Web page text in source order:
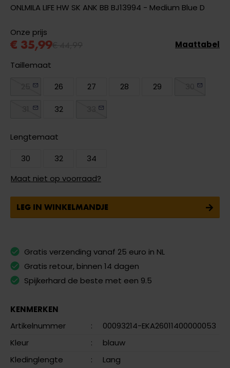
ONLMILA LIFE HW SK ANK BB BJ13994 - Medium Blue D
Onze prijs
€ 35,99
Taillemaat
26 27 28 29
32
Lengtemaat
30
32
34
Maat niet op voorraad?
Maattabel
LEG IN WINKELMANDJE
Gratis verzending vanaf 25 euro in NL
Gratis retour, binnen 14 dagen
Spijkerhard de beste met een 9.5
KENMERKEN
Artikelnummer
:
00093214-EKA26011400000053
Kleur
:
blauw
Kledinglengte
:
Lang